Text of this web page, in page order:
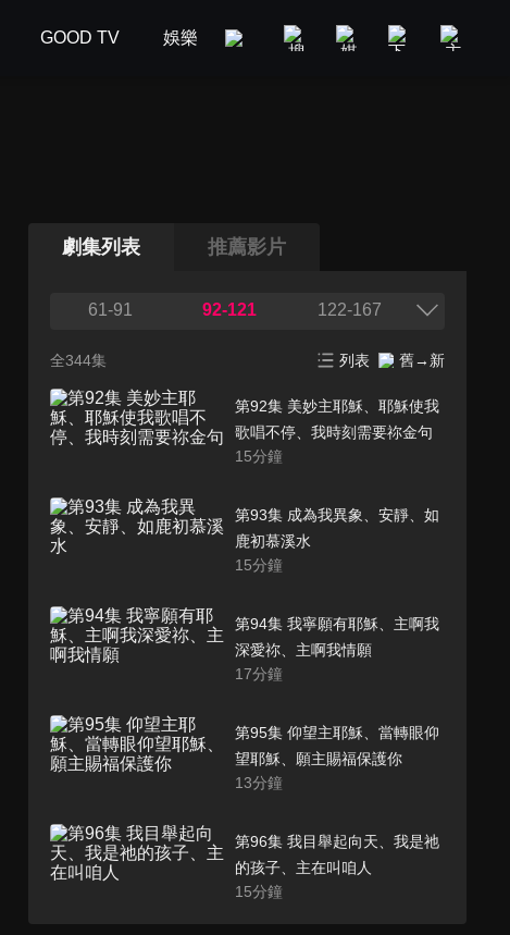
GOOD TV 娛樂 美食旅遊 新聞政論
劇集列表 推薦影片
61-91 92-121 122-167
全344集 列表 舊→新
第92集 美妙主耶穌、耶穌使我
歌唱不停、我時刻需要祢金句
15分鐘
第93集 成為我異象、安靜、如
鹿初慕溪水
15分鐘
第94集 我寧願有耶穌、主啊我
深愛祢、主啊我情願
17分鐘
第95集 仰望主耶穌、當轉眼仰
望耶穌、願主賜福保護你
13分鐘
第96集 我目舉起向天、我是祂
的孩子、主在叫咱人
15分鐘